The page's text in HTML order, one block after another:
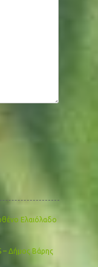
Ελαιόλαδο
– Δήμος Βάρης